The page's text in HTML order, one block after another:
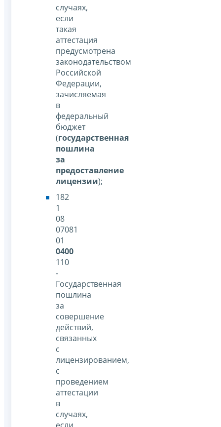
случаях,
если
такая
аттестация
предусмотрена
законодательством
Российской
Федерации,
зачисляемая
в
федеральный
бюджет
(государственная
пошлина
за
предоставление
лицензии);
182
1
08
07081
01
0400
110
-
Государственная
пошлина
за
совершение
действий,
связанных
с
лицензированием,
с
проведением
аттестации
в
случаях,